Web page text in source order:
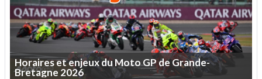
HorairesetenjeuxduMotoGPdeGrande-
Bretagne 2026